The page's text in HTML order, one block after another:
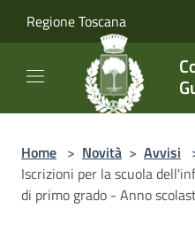
Regione Toscana
Home > Novità > Avvisi
Iscrizioni per la scuola
di primo grado - Anno